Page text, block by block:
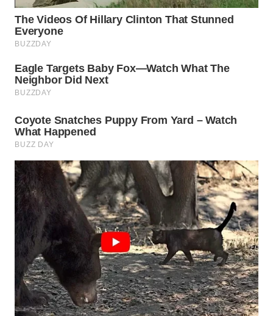
WN
PADANG
WN
WN
CIANJUR
WN
KEPULAUAN
SERIBU
WN
TANGERANG
WN
BINJAI